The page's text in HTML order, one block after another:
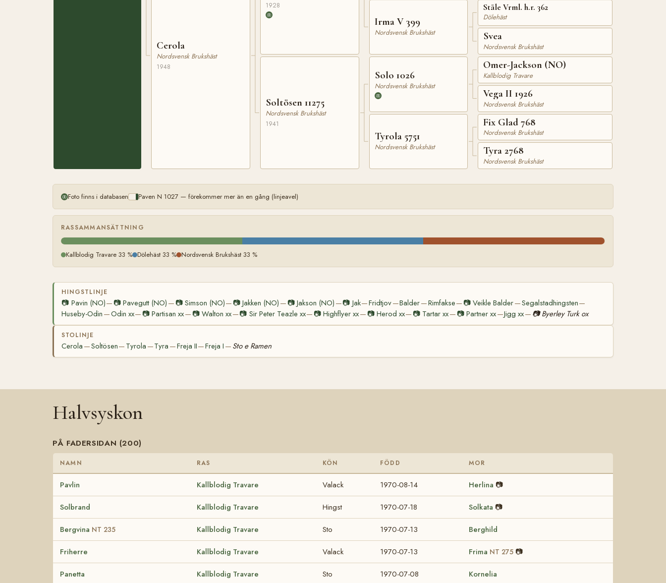
Cerola
Nordsvensk Brukshäst
1948
1928
Soltösen 11275
Nordsvensk Brukshäst
1941
Irma V 399
Nordsvensk Brukshäst
Solo 1026
Nordsvensk Brukshäst
Tyrola 5751
Nordsvensk Brukshäst
Ståle Vrml. h.r. 362
Dölehäst
Svea
Nordsvensk Brukshäst
Omer-Jackson (NO)
Kallblodig Travare
Vega II 1926
Nordsvensk Brukshäst
Fix Glad 768
Nordsvensk Brukshäst
Tyra 2768
Nordsvensk Brukshäst
Foto finns i databasen Paven N 1027 — förekommer mer än en gång (linjeavel)
RASSAMMANSÄTTNING
Kallblodig Travare 33 % Dölehäst 33 % Nordsvensk Brukshäst 33 %
HINGSTLINJE
📷 Pavin (NO)— 📷Pavegutt (NO) — 📷 Simson (NO)— 📷 Jakken (NO) — 📷Jakson (NO) —📷 Jak—Fridtjov—Balder—Rimfakse— 📷 Veikle Balder—Segalstadhingsten—
Huseby-Odin —Odin xx— 📷Partisan xx— 📷Walton xx—📷 Sir Peter Teazle xx— 📷Highflyer xx— 📷 Herod xx— 📷 Tartar xx— 📷Partner xx—Jigg xx— 📷 Byerley Turk ox
STOLINJE
Cerola —Soltösen— Tyrola —Tyra —Freja II—Freja I — Sto e Ramen
Halvsyskon
PÅ FADERSIDAN (200)
NAMN RAS KÖN FÖDD MOR
Pavlin Kallblodig Travare Valack 1970-08-14 Herlina 📷
Solbrand Kallblodig Travare Hingst 1970-07-18 Solkata 📷
Bergvina NT 235 Kallblodig Travare Sto 1970-07-13 Berghild
Friherre Kallblodig Travare Valack 1970-07-13 Frima NT 275 📷
Panetta Kallblodig Travare Sto 1970-07-08 Kornelia